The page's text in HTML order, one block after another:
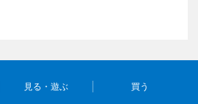
見る・遊ぶ 買う